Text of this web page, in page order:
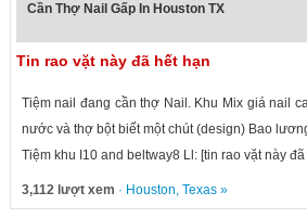
Cần Thợ Nail Gấp In Houston TX
Tin rao vặt này đã hết hạn
Tiệm nail đang cần thợ Nail. Khu Mix giá nail
nước và thợ bột biết một chút (design) Bao
Tiệm khu I10 and beltway8 Ll: [tin rao vặt này
3,112 lượt xem · Houston, Texas»